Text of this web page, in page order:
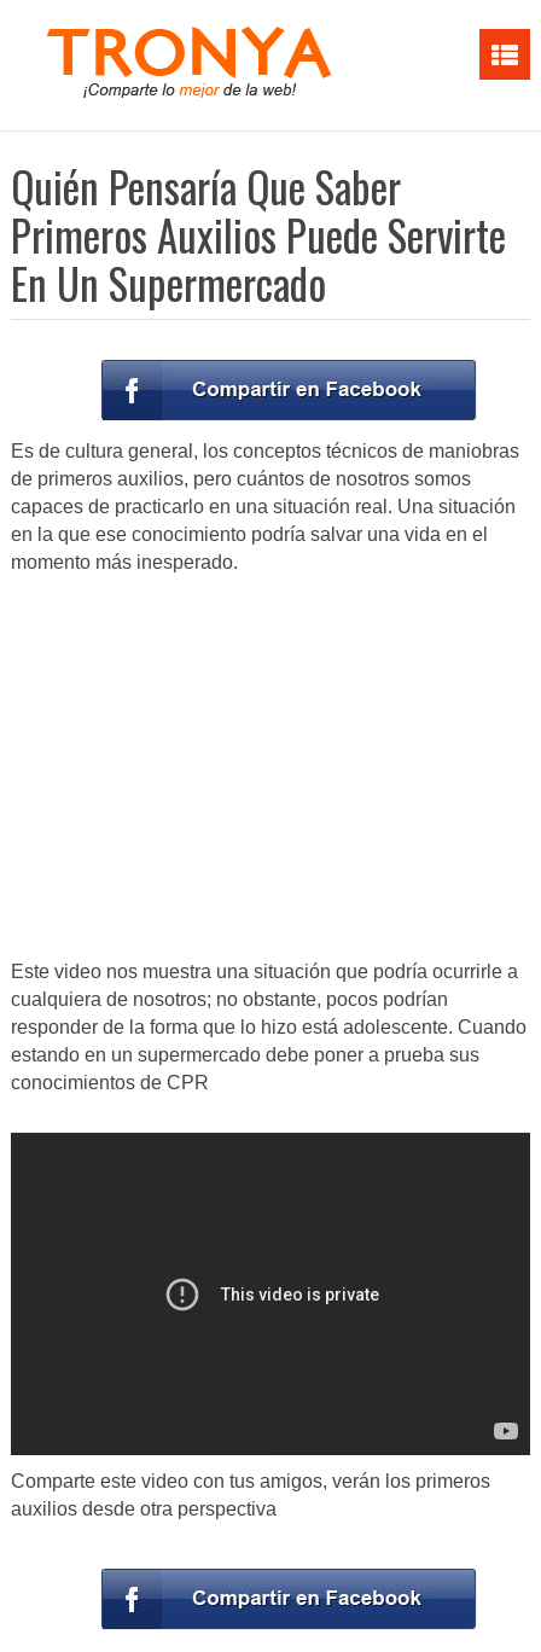
Quién Pensaría Que Saber
Primeros Auxilios Puede Servirte
En Un Supermercado
Es de cultura general, los conceptos técnicos de maniobras
de primeros auxilios, pero cuántos de nosotros somos
capaces de practicarlo en una situación real. Una situación
en la que ese conocimiento podría salvar una vida en el
momento más inesperado.
Este video nos muestra una situación que podría ocurrirle a
cualquiera de nosotros; no obstante, pocos podrían
responder de la forma que lo hizo está adolescente. Cuando
estando en un supermercado debe poner a prueba sus
conocimientos de CPR
Comparte este video con tus amigos, verán los primeros
auxilios desde otra perspectiva